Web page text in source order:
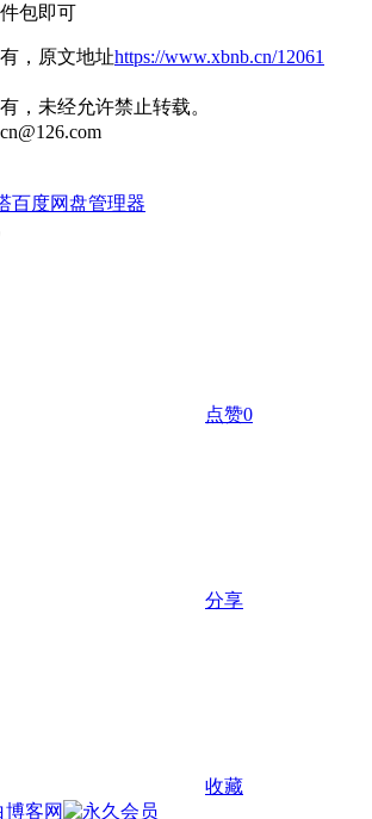
包即可
，原文地址https://www.xbnb.cn/12061
，未经允许禁止转载。
百度网盘管理器
点赞0
分享
收藏